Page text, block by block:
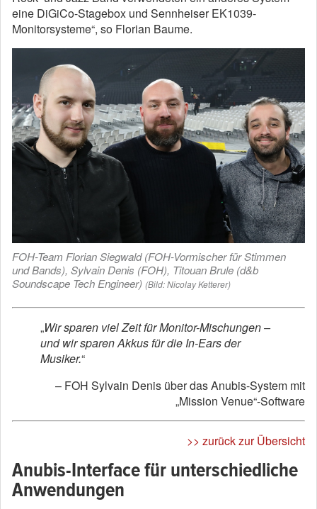
eine DiGiCo-Stagebox und Sennheiser EK1039-
Monitorsysteme“, so Florian Baume.
FOH-Team Florian Siegwald (FOH-Vormischer für Stimmen
und Bands), Sylvain Denis (FOH), Titouan Brule (d&b
Soundscape Tech Engineer) (Bild: Nicolay Ketterer)
„Wir sparen viel Zeit für Monitor-Mischungen –
und wir sparen Akkus für die In-Ears der
Musiker.“
– FOH Sylvain Denis über das Anubis-System mit
„Mission Venue“-Software
>> zurück zur Übersicht
Anubis-Interface für unterschiedliche
Anwendungen